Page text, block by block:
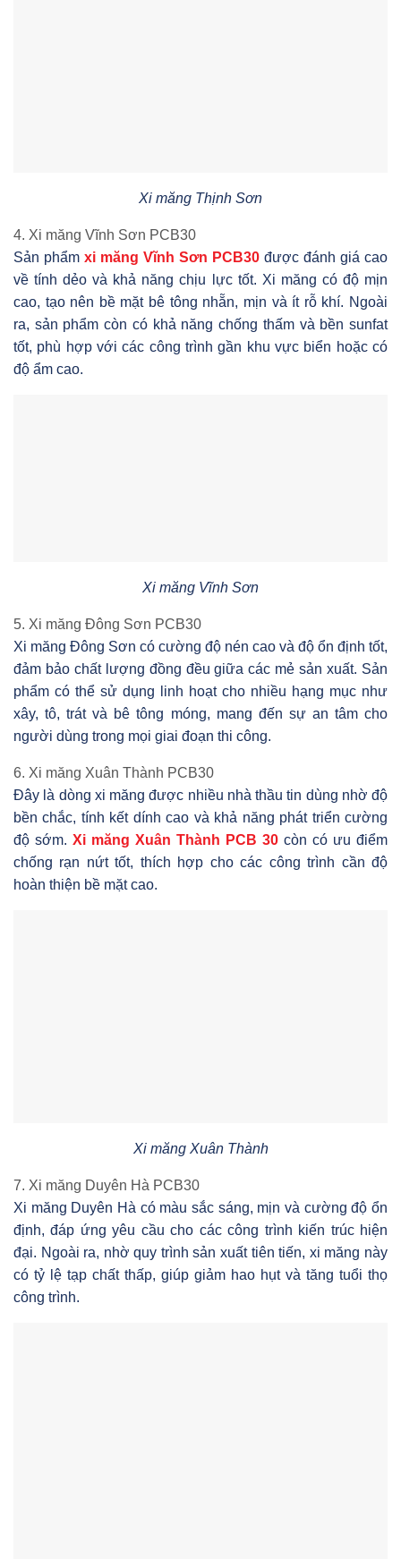
Xi măng Thịnh Sơn
4. Xi măng Vĩnh Sơn PCB30
Sản phẩm xi măng Vĩnh Sơn PCB30 được đánh giá cao
về tính dẻo và khả năng chịu lực tốt. Xi măng có độ mịn
cao, tạo nên bề mặt bê tông nhẵn, mịn và ít rỗ khí. Ngoài
ra, sản phẩm còn có khả năng chống thấm và bền sunfat
tốt, phù hợp với các công trình gần khu vực biển hoặc có
độ ẩm cao.
Xi măng Vĩnh Sơn
5. Xi măng Đông Sơn PCB30
Xi măng Đông Sơn có cường độ nén cao và độ ổn định tốt,
đảm bảo chất lượng đồng đều giữa các mẻ sản xuất. Sản
phẩm có thể sử dụng linh hoạt cho nhiều hạng mục như
xây, tô, trát và bê tông móng, mang đến sự an tâm cho
người dùng trong mọi giai đoạn thi công.
6. Xi măng Xuân Thành PCB30
Đây là dòng xi măng được nhiều nhà thầu tin dùng nhờ độ
bền chắc, tính kết dính cao và khả năng phát triển cường
độ sớm. Xi măng Xuân Thành PCB 30 còn có ưu điểm
chống rạn nứt tốt, thích hợp cho các công trình cần độ
hoàn thiện bề mặt cao.
Xi măng Xuân Thành
7. Xi măng Duyên Hà PCB30
Xi măng Duyên Hà có màu sắc sáng, mịn và cường độ ổn
định, đáp ứng yêu cầu cho các công trình kiến trúc hiện
đại. Ngoài ra, nhờ quy trình sản xuất tiên tiến, xi măng này
có tỷ lệ tạp chất thấp, giúp giảm hao hụt và tăng tuổi thọ
công trình.